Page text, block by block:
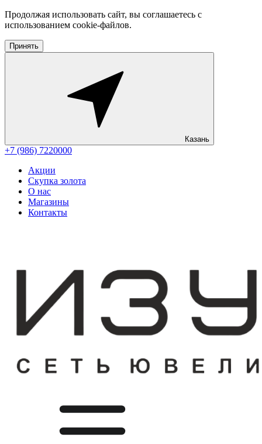
Продолжая использовать сайт, вы соглашаетесь с
использованием cookie-файлов.
Принять
Казань
+7 (986) 7220000
Акции
Скупка золота
О нас
Магазины
Контакты